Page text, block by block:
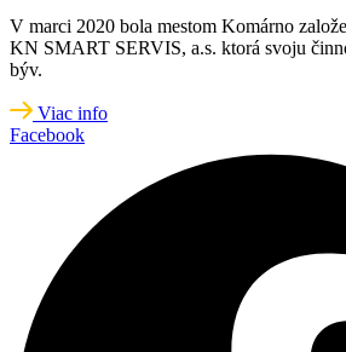
V marci 2020 bola mestom Komárno
KN SMART SERVIS, a.s. ktorá svoju
býv.
Viac info
Facebook